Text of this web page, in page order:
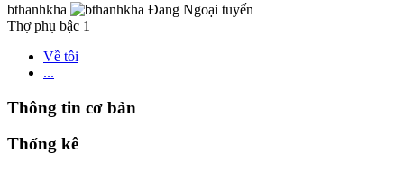
bthanhkha
Thợ phụ bậc 1
Về tôi
...
Thông tin cơ bản
Thống kê